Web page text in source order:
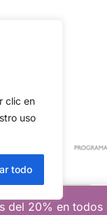
clic en
uso
todo
del 20% en